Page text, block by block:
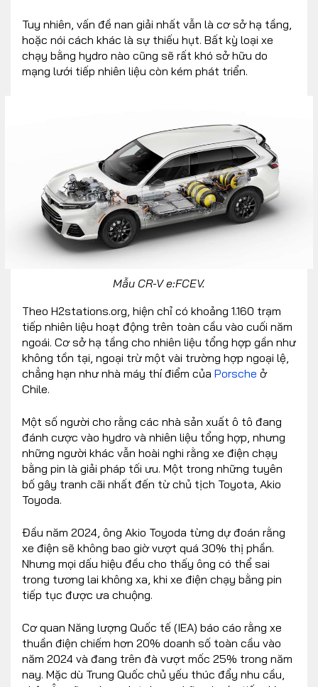
Tuy nhiên, vấn đề nan giải nhất vẫn là cơ sở hạ tầng,
hoặc nói cách khác là sự thiếu hụt. Bất kỳ loại xe
chạy bằng hydro nào cũng sẽ rất khó sở hữu do
mạng lưới tiếp nhiên liệu còn kém phát triển.
Mẫu CR-V e:FCEV.
Theo H2stations.org, hiện chỉ có khoảng 1.160 trạm
tiếp nhiên liệu hoạt động trên toàn cầu vào cuối năm
ngoái. Cơ sở hạ tầng cho nhiên liệu tổng hợp gần như
không tồn tại, ngoại trừ một vài trường hợp ngoại lệ,
chẳng hạn như nhà máy thí điểm của Porsche ở
Chile.
Một số người cho rằng các nhà sản xuất ô tô đang
đánh cược vào hydro và nhiên liệu tổng hợp, nhưng
những người khác vẫn hoài nghi rằng xe điện chạy
bằng pin là giải pháp tối ưu. Một trong những tuyên
bố gây tranh cãi nhất đến từ chủ tịch Toyota, Akio
Toyoda.
Đầu năm 2024, ông Akio Toyoda từng dự đoán rằng
xe điện sẽ không bao giờ vượt quá 30% thị phần.
Nhưng mọi dấu hiệu đều cho thấy ông có thể sai
trong tương lai không xa, khi xe điện chạy bằng pin
tiếp tục được ưa chuộng.
Cơ quan Năng lượng Quốc tế (IEA) báo cáo rằng xe
thuần điện chiếm hơn 20% doanh số toàn cầu vào
năm 2024 và đang trên đà vượt mốc 25% trong năm
nay. Mặc dù Trung Quốc chủ yếu thúc đẩy nhu cầu,